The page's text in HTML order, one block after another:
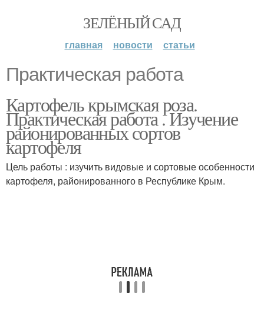
ЗЕЛЁНЫЙ САД
главная новости статьи
Практическая работа
Картофель крымская роза.
Практическая работа . Изучение
районированных сортов
картофеля
Цель работы : изучить видовые и сортовые особенности
картофеля, районированного в Республике Крым.